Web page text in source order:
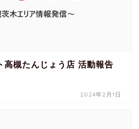
高槻たんじょう店 活動報告
2024年2月1日